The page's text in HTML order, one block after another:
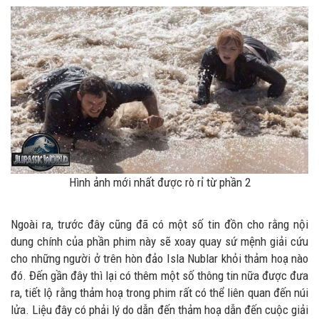
Hình ảnh mới nhất được rò rỉ từ phần 2
Ngoài ra, trước đây cũng đã có một số tin đồn cho rằng nội
dung chính của phần phim này sẽ xoay quay sứ mệnh giải cứu
cho những người ở trên hòn đảo Isla Nublar khỏi thảm hoạ nào
đó. Đến gần đây thì lại có thêm một số thông tin nữa được đưa
ra, tiết lộ rằng thảm hoạ trong phim rất có thể liên quan đến núi
lửa. Liệu đây có phải lý do dẫn đến thảm hoạ dẫn đến cuộc giải